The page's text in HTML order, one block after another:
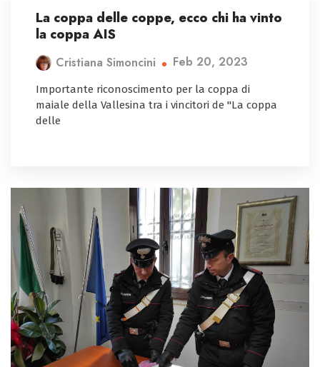
La coppa delle coppe, ecco chi ha vinto
la coppa AIS
Cristiana Simoncini Feb 20, 2023
Importante riconoscimento per la coppa di
maiale della Vallesina tra i vincitori de "La coppa
delle